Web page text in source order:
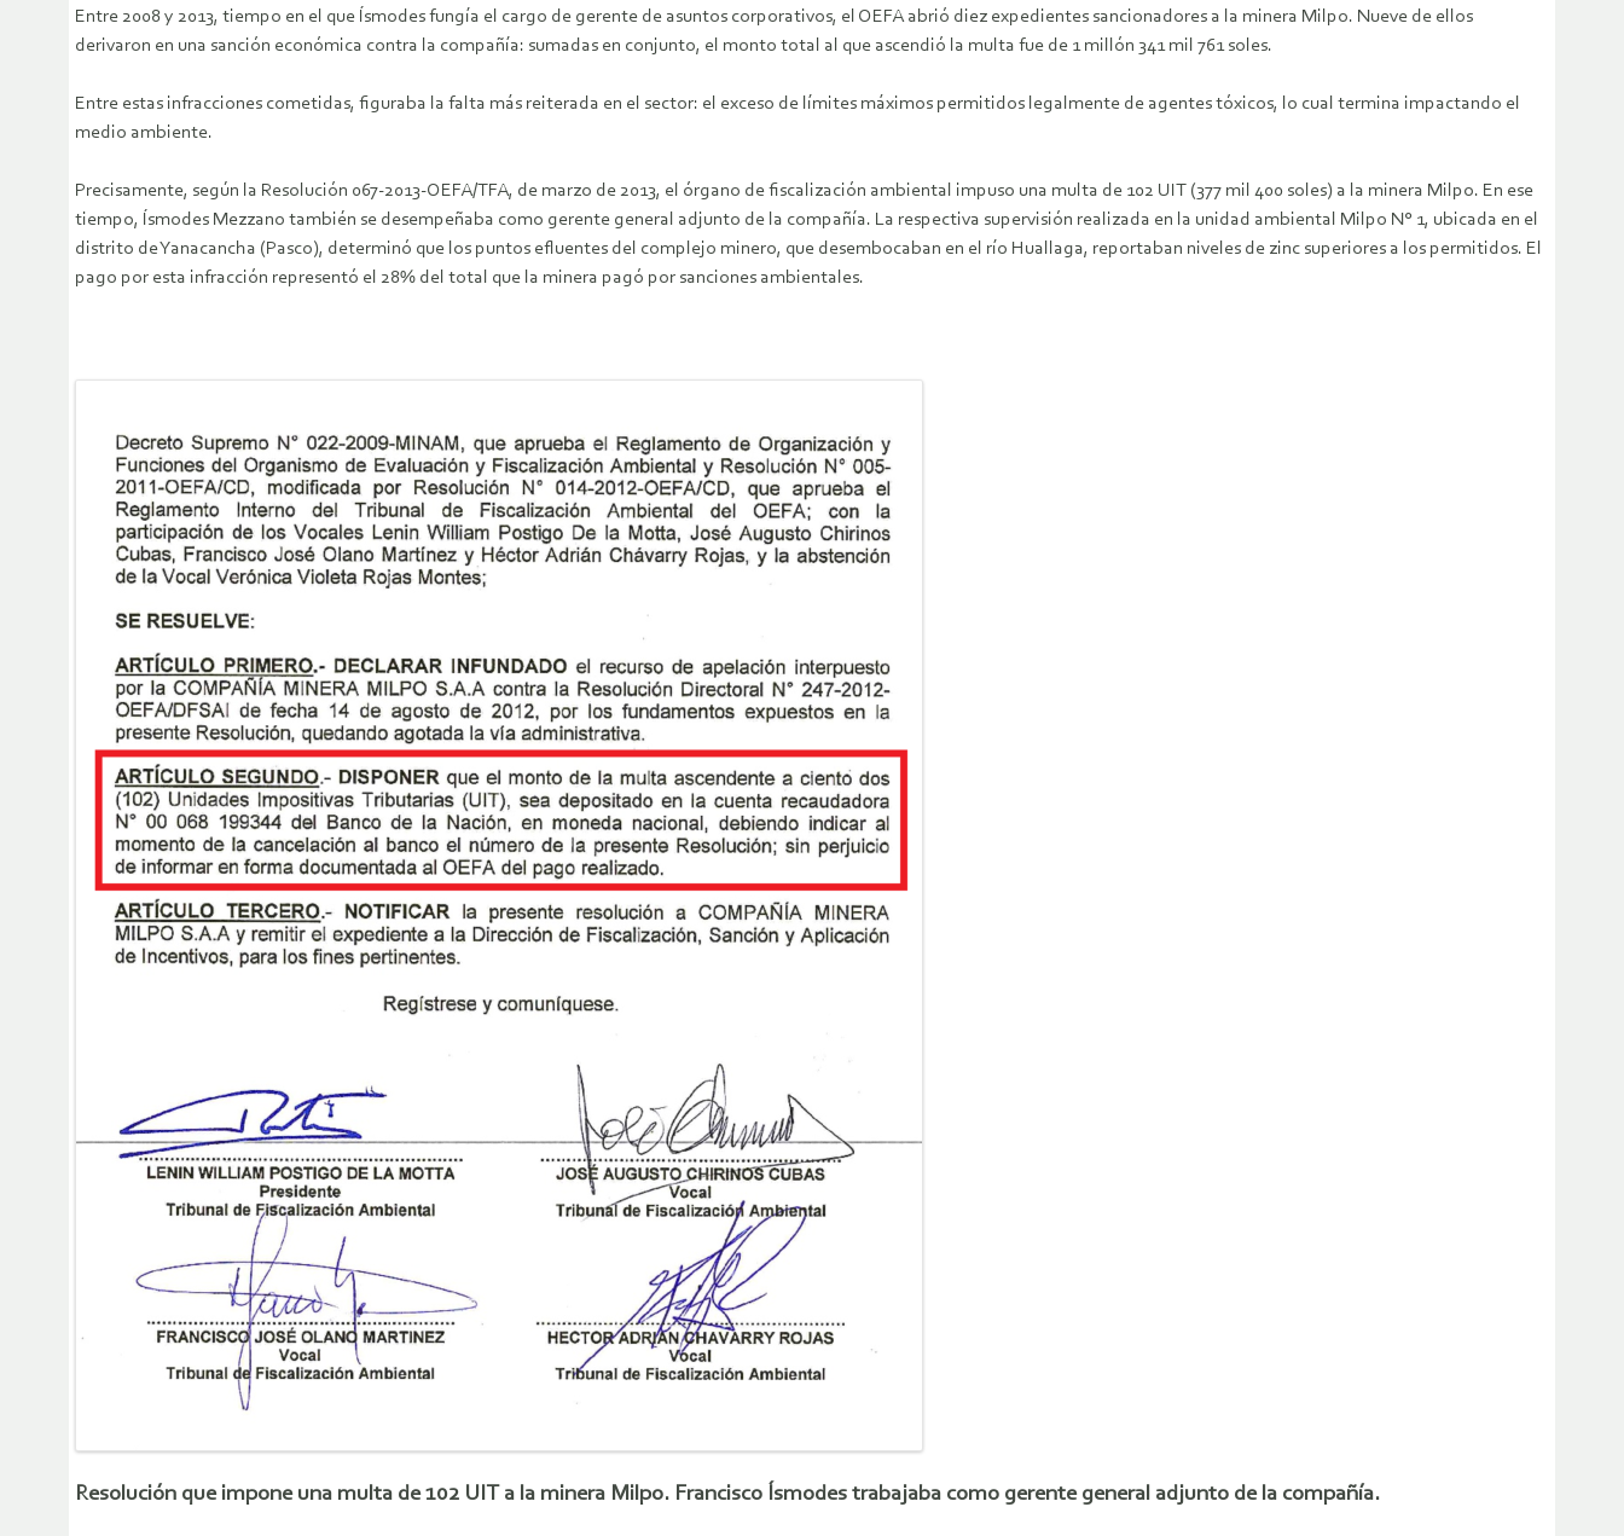
Entre 2008 y 2013, tiempo en el que Ísmodes fungía el cargo de gerente de asuntos corporativos, el OEFA abrió diez expedientes sancionadores a la minera Milpo. Nueve de ellos
derivaron en una sanción económica contra la compañía: sumadas en conjunto, el monto total al que ascendió la multa fue de 1 millón 341 mil 761 soles.
Entre estas infracciones cometidas, figuraba la falta más reiterada en el sector: el exceso de límites máximos permitidos legalmente de agentes tóxicos, lo cual termina impactando el
medio ambiente.
Precisamente, según la Resolución 067-2013-OEFA/TFA, de marzo de 2013, el órgano de fiscalización ambiental impuso una multa de 102 UIT (377 mil 400 soles) a la minera Milpo. En ese
tiempo, Ísmodes Mezzano también se desempeñaba como gerente general adjunto de la compañía. La respectiva supervisión realizada en la unidad ambiental Milpo N° 1, ubicada en el
distrito de Yanacancha (Pasco), determinó que los puntos efluentes del complejo minero, que desembocaban en el río Huallaga, reportaban niveles de zinc superiores a los permitidos. El
pago por esta infracción representó el 28% del total que la minera pagó por sanciones ambientales.
Resolución que impone una multa de 102 UIT a la minera Milpo. Francisco Ísmodes trabajaba como gerente general adjunto de la compañía.